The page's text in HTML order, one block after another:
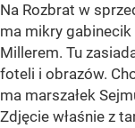
Na Rozbrat w
ma mikry
Millerem. Tu
foteli i obrazów.
ma marszałek
Zdjęcie właśnie z